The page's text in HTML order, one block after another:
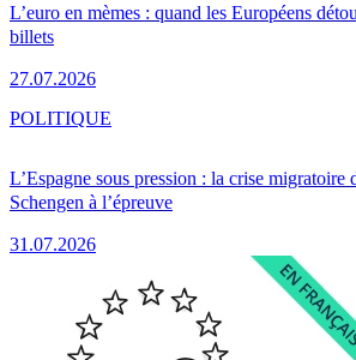
L’euro en mèmes : quand les Européens
billets
27.07.2026
L’Espagne sous pression : la crise migratoire
Schengen à l’épreuve
31.07.2026
POLITIQUE